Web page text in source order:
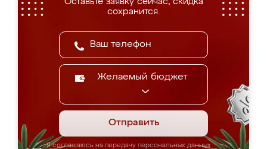
сохранится.
Желаемый бюджет
Отправить
Я соглашаюсь на передачу персональных данных